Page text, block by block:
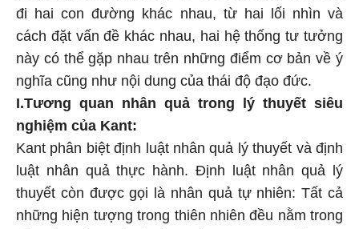
đi hai con đường khác nhau, từ hai lối nhìn và
cách đặt vấn đề khác nhau, hai hệ thống tư tưởng
này có thể gặp nhau trên những điểm cơ bản về ý
nghĩa cũng như nội dung của thái độ đạo đức.
I.Tương quan nhân quả trong lý thuyết siêu
nghiệm của Kant:
Kant phân biệt định luật nhân quả lý thuyết và định
luật nhân quả thực hành. Định luật nhân quả lý
thuyết còn được gọi là nhân quả tự nhiên: Tất cả
những hiện tượng trong thiên nhiên đều nằm trong